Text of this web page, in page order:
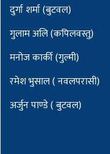
दुर्गा शर्मा (बुटवल)
गुलाम अलि (कपिलवस्तु)
मनोज कार्की (गुल्मी)
रमेश भुसाल ( नवलपरासी)
अर्जुन पाण्डे ( बुटवल)